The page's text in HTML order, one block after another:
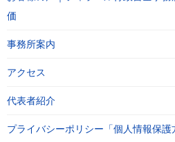
価
事務所案内
アクセス
代表者紹介
プライバシーポリシー「個人情報保護